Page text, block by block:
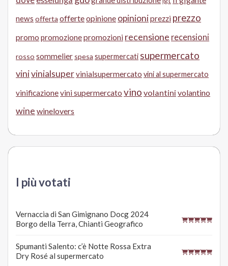
news offerta offerteopinione opinioniprezzi prezzo
promo promozionepromozioni recensione recensioni
rosso sommelier spesa supermercati supermercato
vinivinialsupervinialsupermercato vini al supermercato
vinificazionevini supermercato vino volantini volantino
wine winelovers
I più votati
Vernaccia di San Gimignano Docg 2024
Borgo della Terra, Chianti Geografico
Spumanti Salento: c’è Notte Rossa Extra
Dry Rosé al supermercato